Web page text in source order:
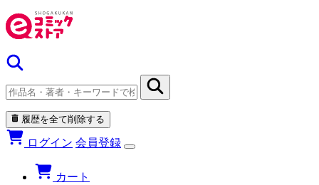
履歴を全て削除する
ログイン 会員登録
カート